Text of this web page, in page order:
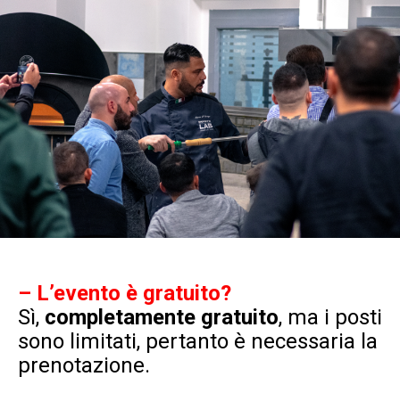
– L’evento è gratuito?
Sì, completamente gratuito, ma i posti
sono limitati, pertanto è necessaria la
prenotazione.